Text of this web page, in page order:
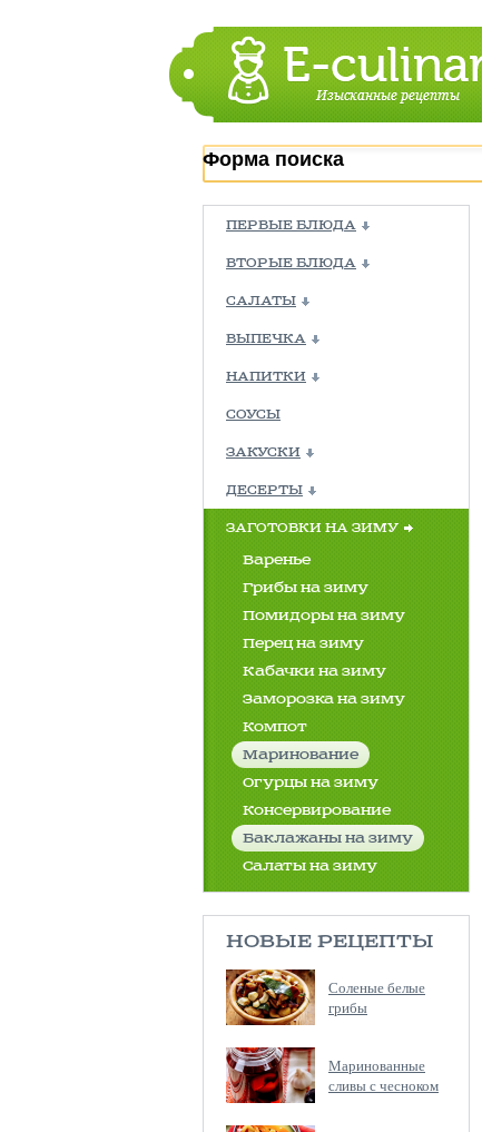
Форма поиска
ПЕРВЫЕ БЛЮДА
ВТОРЫЕ БЛЮДА
САЛАТЫ
ВЫПЕЧКА
НАПИТКИ
СОУСЫ
ЗАКУСКИ
ДЕСЕРТЫ
ЗАГОТОВКИ НА ЗИМУ
Варенье
Грибы на зиму
Помидоры на зиму
Перец на зиму
Кабачки на зиму
Заморозка на зиму
Компот
Маринование
Огурцы на зиму
Консервирование
Баклажаны на зиму
Салаты на зиму
НОВЫЕ РЕЦЕПТЫ
Соленые белые
грибы
Маринованные
сливы с чесноком